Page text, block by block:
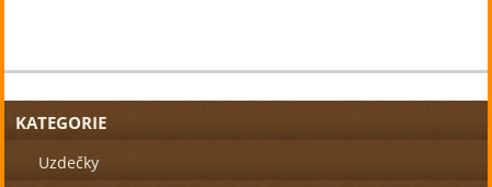
KATEGORIE
Uzdečky